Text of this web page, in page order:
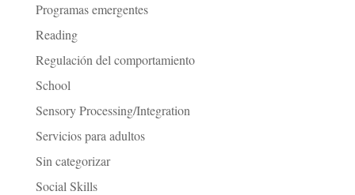
Programas emergentes
Reading
Regulación del comportamiento
School
Sensory Processing/Integration
Servicios para adultos
Sin categorizar
Social Skills